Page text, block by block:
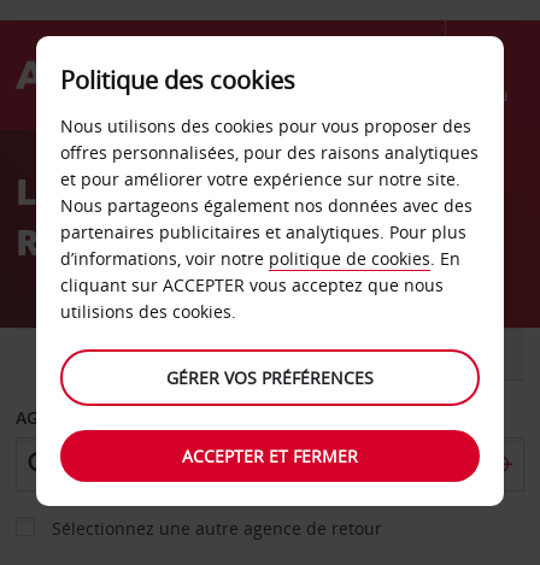
Menu
AvisLocation de voiture
Rosebud
VOITURE UTILITAIRE
AGENCE DE DÉPART
Sélectionnez une autre agence de retour
Politique des cookies
Nous utilisons des cookies pour vous proposer des
offres personnalisées, pour des raisons analytiques
et pour améliorer votre expérience sur notre site.
Nous partageons également nos données avec des
partenaires publicitaires et analytiques. Pour plus
d’informations, voir notre politique de cookies. En
cliquant sur ACCEPTER vous acceptez que nous
utilisions des cookies.
GÉRER VOS PRÉFÉRENCES
ACCEPTER ET FERMER